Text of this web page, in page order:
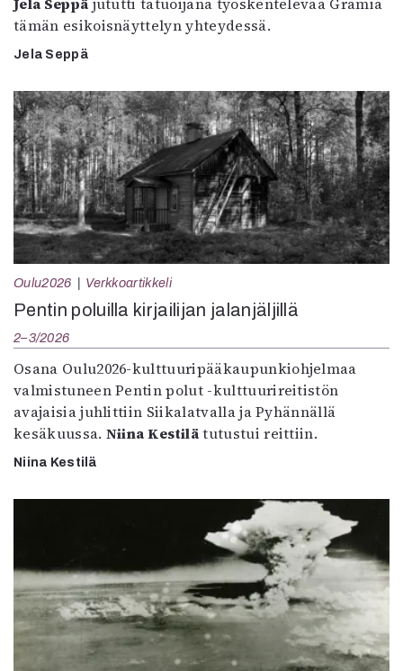
tämän esikoisnäyttelyn yhteydessä.
Jela Seppä
Oulu2026 Verkkoartikkeli
Pentin poluilla kirjailijan jalanjäljillä
2–3/2026
Osana Oulu2026-kulttuuripääkaupunkiohjelmaa
valmistuneen Pentin polut -kulttuurireitistön
avajaisia juhlittiin Siikalatvalla ja Pyhännällä
kesäkuussa. Niina Kestilätutustui reittiin.
Niina Kestilä